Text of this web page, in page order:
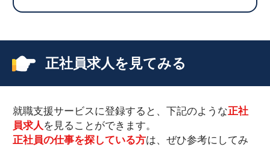
正社員求人を見てみる
就職支援サービスに登録すると、下記のような正社
員求人を見ることができます。
正社員の仕事を探している方は、ぜひ参考にしてみ